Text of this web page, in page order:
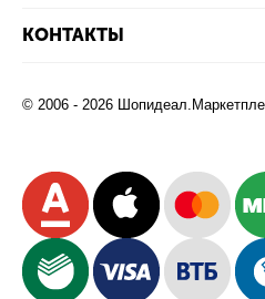
КОНТАКТЫ
© 2006 - 2026